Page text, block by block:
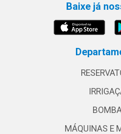
Baixe já
MÁQUINAS E